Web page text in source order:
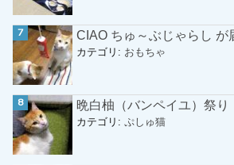
CIAO ちゅ～ぶじゃらし が
カテゴリ: おもちゃ
晩白柚（バンペイユ）祭り
カテゴリ:ぷしゅ猫